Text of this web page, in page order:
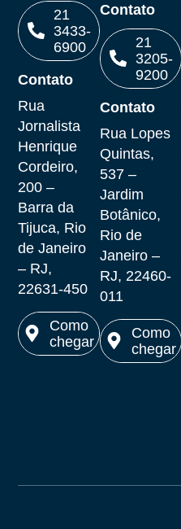
21
3433-
6900
Ligar
Contato
Rua
Jornalista
Henrique
Cordeiro,
200 –
Barra da
Tijuca, Rio
de Janeiro
– RJ,
22631-450
Como
chegar
Contato
21
3205-
9200
Ligar
Contato
Rua Lopes
Quintas,
537 –
Jardim
Botânico,
Rio de
Janeiro –
RJ, 22460-
011
Como
chegar